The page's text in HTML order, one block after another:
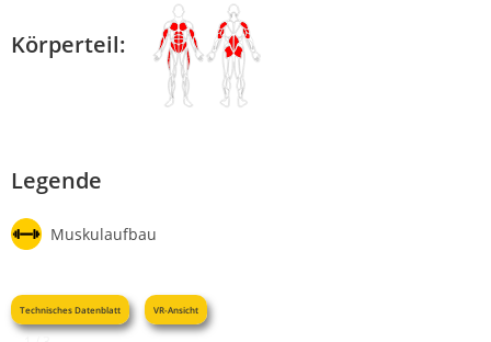
Körperteil:
Legende
Muskulaufbau
Technisches Datenblatt VR-Ansicht